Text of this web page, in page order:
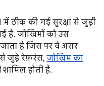
में ठीक की गई सुरक्षा से जुड़ी
है. जोखिमों को उस
जाता है जिस पर वे असर
जुड़े रेफ़रंस, जोखिम का
होती है.